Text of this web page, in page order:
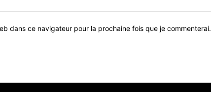
dans ce navigateur pour la prochaine fois que je commenterai.